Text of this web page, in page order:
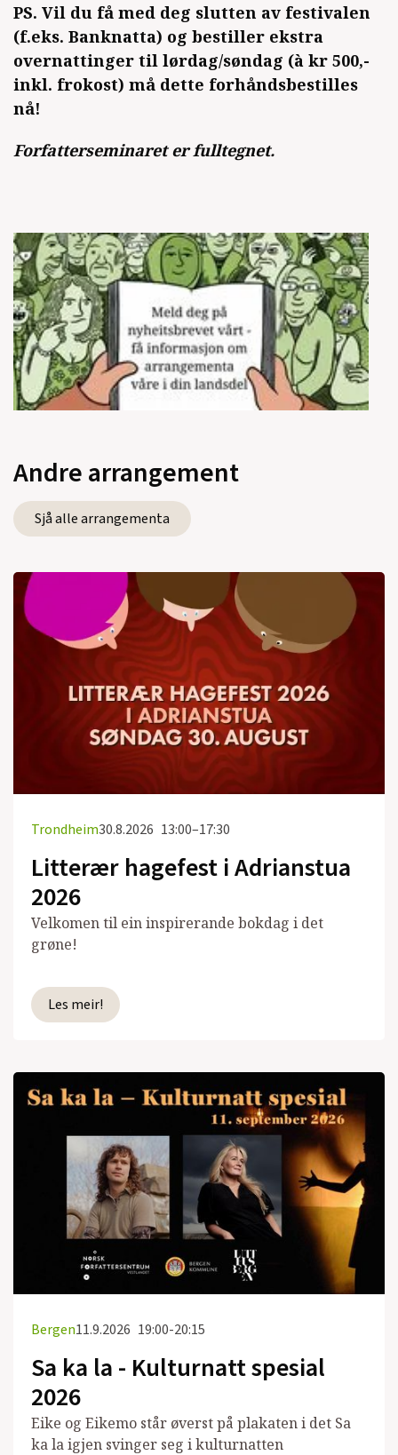
PS. Vil du få med deg slutten av festivalen
(f.eks. Banknatta) og bestiller ekstra
overnattinger til lørdag/søndag (à kr 500,-
inkl. frokost) må dette forhåndsbestilles
nå!
Forfatterseminaret er fulltegnet.
Andre arrangement
Sjå alle arrangementa
Trondheim30.8.2026 13:00–17:30
Litterær hagefest i Adrianstua
2026
Velkomen til ein inspirerande bokdag i det
grøne!
Les meir!
Bergen11.9.2026 19:00-20:15
Sa ka la - Kulturnatt spesial
2026
Eike og Eikemo står øverst på plakaten i det Sa
ka la igjen svinger seg i kulturnatten